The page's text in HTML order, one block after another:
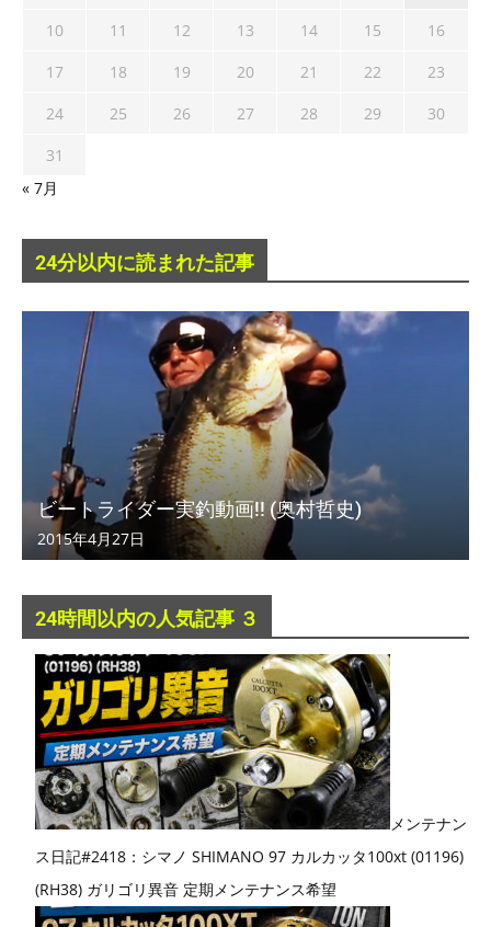
10
11 12 13 14 15
16
17
18 19 20 21 22
23
24
25 26 27 28 29
30
31
« 7月
24分以内に読まれた記事
ビートライダー実釣動画!! (奥村哲史)
2015年4月27日
24時間以内の人気記事 ３
メンテナン
ス日記#2418：シマノ SHIMANO 97 カルカッタ100xt (01196)
(RH38) ガリゴリ異音 定期メンテナンス希望